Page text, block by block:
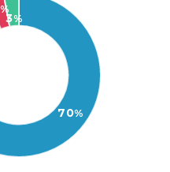
70%
%
3%